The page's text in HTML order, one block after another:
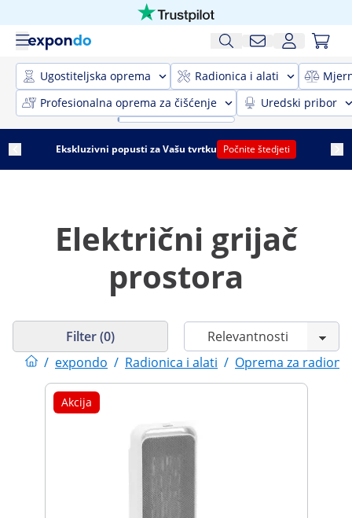
Ugostiteljska oprema Radionica i alati
Profesionalna oprema za čišćenje
Uredski pribor
Ekskluzivni popusti za Vašu tvrtku Počnite štedjeti
Električni grijač
prostora
/ expondo / Radionica i alati / Oprema za
Filter (0)
Akcija